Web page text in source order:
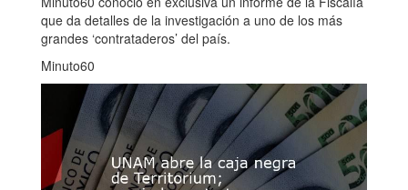
que da detalles de la investigación a uno de los más
grandes ‘contrataderos’ del país.
Minuto60